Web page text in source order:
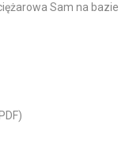
Sam na bazie